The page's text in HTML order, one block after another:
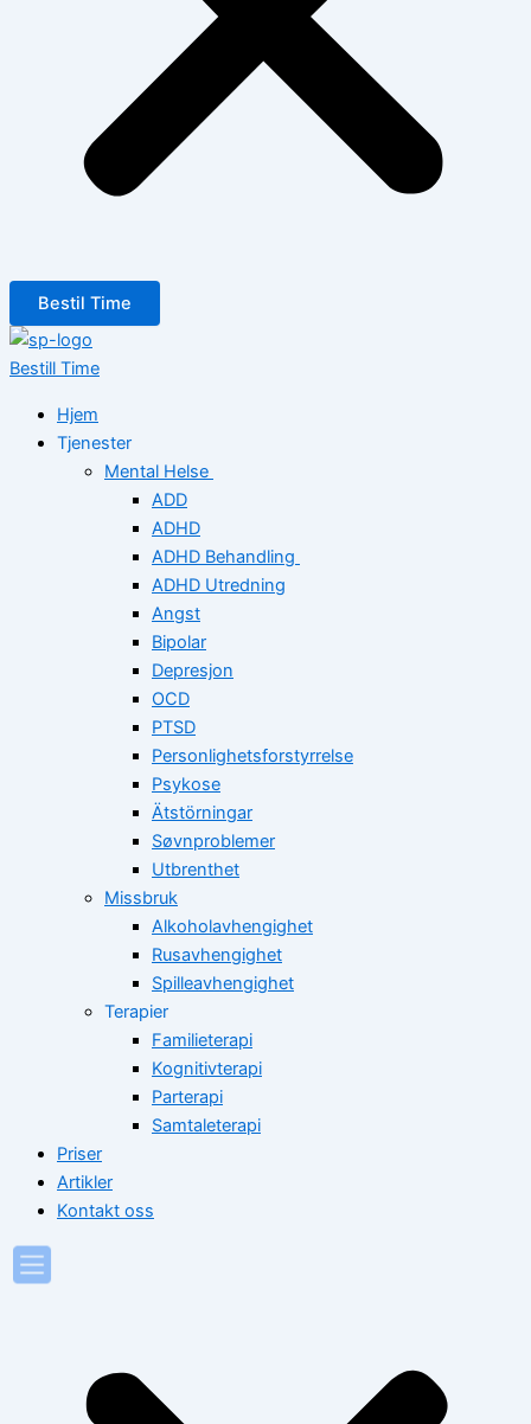
Bestil Time
Bestill Time
Hjem
Tjenester
Mental Helse
ADD
ADHD
ADHD Behandling
ADHD Utredning
Angst
Bipolar
Depresjon
OCD
PTSD
Personlighetsforstyrrelse
Psykose
Ätstörningar
Søvnproblemer
Utbrenthet
Missbruk
Alkoholavhengighet
Rusavhengighet
Spilleavhengighet
Terapier
Familieterapi
Kognitivterapi
Parterapi
Samtaleterapi
Priser
Artikler
Kontakt oss